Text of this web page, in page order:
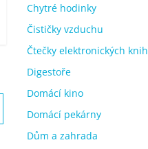
Chytré hodinky
Čističky vzduchu
Čtečky elektronických knih
Digestoře
Domácí kino
Domácí pekárny
Dům a zahrada